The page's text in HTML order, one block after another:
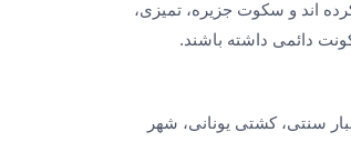
اند و سکوت جزیره، تمیزی،
دائمی داشته باشند.
سنتی، کشتی یونانی، شهر